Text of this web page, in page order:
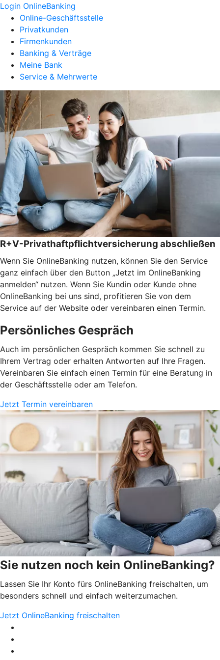
Login OnlineBanking
Online-Geschäftsstelle
Privatkunden
Firmenkunden
Banking & Verträge
Meine Bank
Service & Mehrwerte
R+V-Privathaftpflichtversicherung abschließen
Wenn Sie OnlineBanking nutzen, können Sie den Service
ganz einfach über den Button „Jetzt im OnlineBanking
anmelden“ nutzen. Wenn Sie Kundin oder Kunde ohne
OnlineBanking bei uns sind, profitieren Sie von dem
Service auf der Website oder vereinbaren einen Termin.
Persönliches Gespräch
Auch im persönlichen Gespräch kommen Sie schnell zu
Ihrem Vertrag oder erhalten Antworten auf Ihre Fragen.
Vereinbaren Sie einfach einen Termin für eine Beratung in
der Geschäftsstelle oder am Telefon.
Jetzt Termin vereinbaren
Sie nutzen noch kein OnlineBanking?
Lassen Sie Ihr Konto fürs OnlineBanking freischalten, um
besonders schnell und einfach weiterzumachen.
Jetzt OnlineBanking freischalten